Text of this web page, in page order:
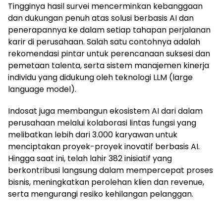
Tingginya hasil survei mencerminkan kebanggaan
dan dukungan penuh atas solusi berbasis AI dan
penerapannya ke dalam setiap tahapan perjalanan
karir di perusahaan. Salah satu contohnya adalah
rekomendasi pintar untuk perencanaan suksesi dan
pemetaan talenta, serta sistem manajemen kinerja
individu yang didukung oleh teknologi LLM (large
language model).
Indosat juga membangun ekosistem AI dari dalam
perusahaan melalui kolaborasi lintas fungsi yang
melibatkan lebih dari 3.000 karyawan untuk
menciptakan proyek-proyek inovatif berbasis AI.
Hingga saat ini, telah lahir 382 inisiatif yang
berkontribusi langsung dalam mempercepat proses
bisnis, meningkatkan perolehan klien dan revenue,
serta mengurangi resiko kehilangan pelanggan.